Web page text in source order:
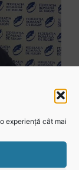
experiență cât mai
Stejarul Iulian Hartig: A fost un turneu care a unit mai mult echipa